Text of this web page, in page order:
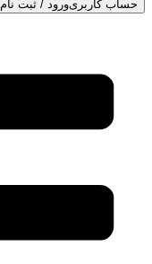
حساب کاربریورود / ثبت نام